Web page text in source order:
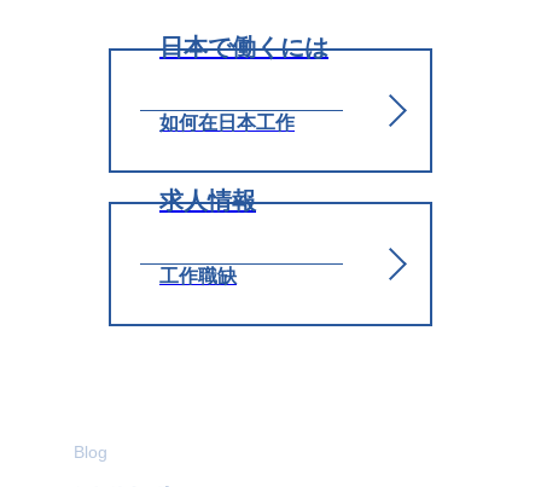
日本で働くには
如何在日本工作
求人情報
工作職缺
Blog